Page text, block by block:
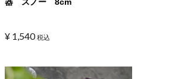
¥ 1,540 税込